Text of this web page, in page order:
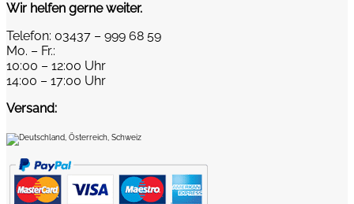
Wir helfen gerne weiter.
Telefon: 03437 – 999 68 59
Mo. – Fr.:
10:00 – 12:00 Uhr
14:00 – 17:00 Uhr
Versand: